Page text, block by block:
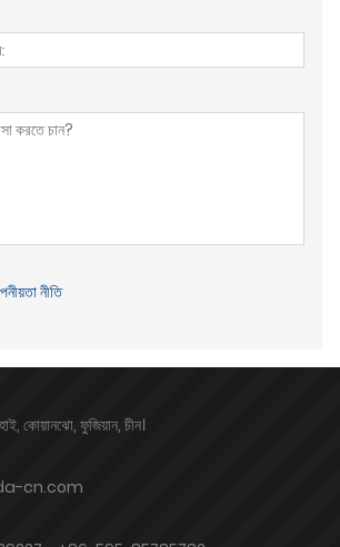
নীতি
কোয়ানঝো, ফুজিয়ান, চীন।
cn.com